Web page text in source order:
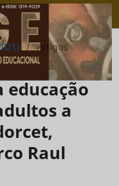
/ Artigos
educação
a
Raul